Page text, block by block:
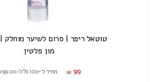
טוטאל ריפר | סרום לשיער מוחלק | 100 מ"ל
מון פלטין
₪ 99 מחיר ל-100 מ"ל: ₪99.00